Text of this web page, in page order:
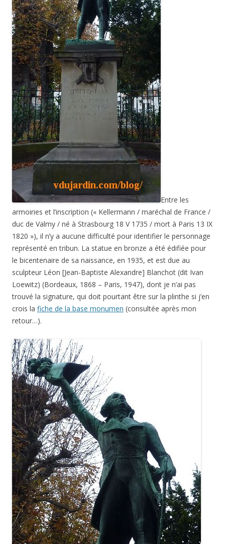
Entre les
armoiries et l’inscription (« Kellermann / maréchal de France /
duc de Valmy / né à Strasbourg 18 V 1735 / mort à Paris 13 IX
1820 »), il n’y a aucune difficulté pour identifier le personnage
représenté en tribun. La statue en bronze a été édifiée pour
le bicentenaire de sa naissance, en 1935, et est due au
sculpteur Léon [Jean-Baptiste Alexandre] Blanchot (dit Ivan
Loewitz) (Bordeaux, 1868 – Paris, 1947), dont je n’ai pas
trouvé la signature, qui doit pourtant être sur la plinthe si j’en
crois la fiche de la base monumen (consultée après mon
retour…).